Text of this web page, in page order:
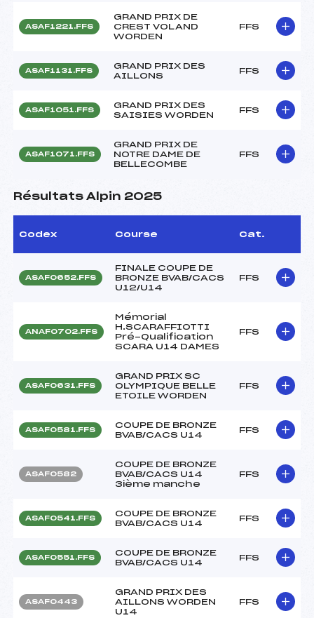
ASAF1221.FFS
GRAND PRIX DE
CREST VOLAND
WORDEN
FFS
ASAF1131.FFS
GRAND PRIX DES
AILLONS
FFS
ASAF1051.FFS
GRAND PRIX DES
SAISIES WORDEN
FFS
ASAF1071.FFS
GRAND PRIX DE
NOTRE DAME DE
BELLECOMBE
FFS
Résultats Alpin 2025
Codex Course Cat.
ASAF0652.FFS
FINALE COUPE DE
BRONZE BVAB/CACS
U12/U14
FFS
ANAF0702.FFS
Mémorial
H.SCARAFFIOTTI
Pré-Qualification
SCARA U14 DAMES
FFS
ASAF0631.FFS
GRAND PRIX SC
OLYMPIQUE BELLE
ETOILE WORDEN
FFS
ASAF0581.FFS
COUPE DE BRONZE
BVAB/CACS U14
FFS
ASAF0582
COUPE DE BRONZE
BVAB/CACS U14
3ième manche
FFS
ASAF0541.FFS
COUPE DE BRONZE
BVAB/CACS U14
FFS
ASAF0551.FFS
COUPE DE BRONZE
BVAB/CACS U14
FFS
ASAF0443
GRAND PRIX DES
AILLONS WORDEN
U14
FFS